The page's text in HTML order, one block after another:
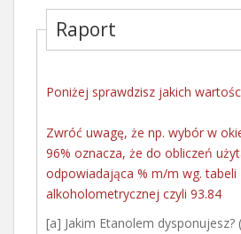
Raport
Poniżej sprawdzisz jakich
Zwróć uwagę, że np. wybór w
96% oznacza, że do obliczeń
odpowiadająca % m/m wg. tabeli
alkoholometrycznej czyli 93.84
[a] Jakim Etanolem dysponujesz?